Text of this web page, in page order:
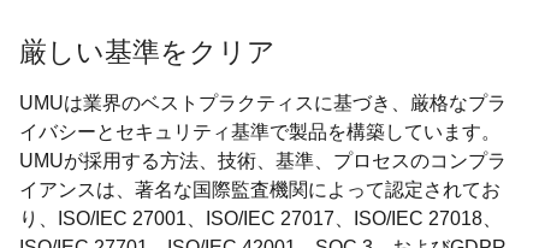
厳しい基準をクリア
UMUは業界のベストプラクティスに基づき、厳格なプラ
イバシーとセキュリティ基準で製品を構築しています。
UMUが採用する方法、技術、基準、プロセスのコンプラ
イアンスは、著名な国際監査機関によって認定されてお
り、ISO/IEC 27001、ISO/IEC 27017、ISO/IEC 27018、